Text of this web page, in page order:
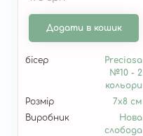
Додати в кошик
бісер
Preciosa
№10 - 2
кольори
Розмір
7х8 см
Виробник
Нова
слобода